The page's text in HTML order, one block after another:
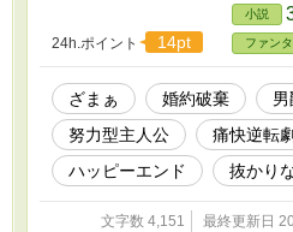
24h.ポイント 14pt
小説
ファン
ざまぁ 婚約破棄
努力型主人公
痛快逆転劇
ハッピーエンド
抜かり
文字数 4,151 最終更新日